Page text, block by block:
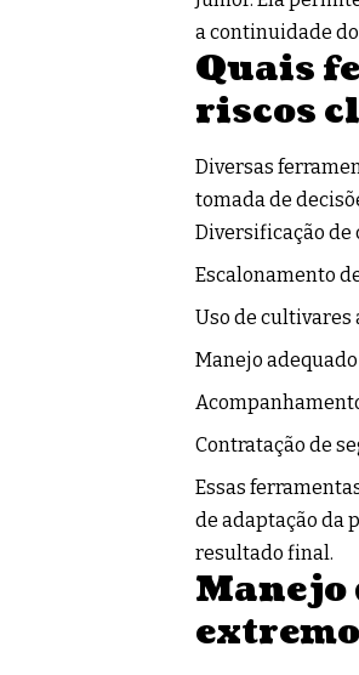
a continuidade
Quais
riscos
Diversas
tomada de
Diversificação de
Escalonamento
Uso de cultivares
Manejo
Contratação de
Essas
de adaptação da
resultado final.
Manejo